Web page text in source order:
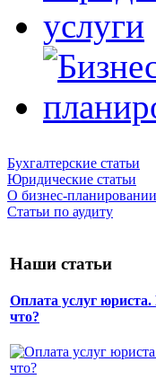
Бухгалтерские статьи
Юридические статьи
О бизнес-планировании
Статьи по аудиту
Наши статьи
Оплата услуг юриста.
что?